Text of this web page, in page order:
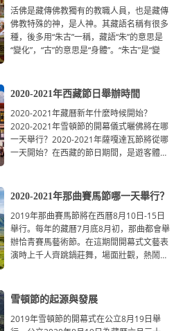
活佛是藏傳佛教獨有的教職人員，也是藏傳
佛教特殊的神，是人神。其藏語名稱有很多
種，後多用“朱古”一稱，藏語“朱”的意思是
“變化”，“古”的意思是“身體”。“朱古”是“變
2020-2021年西藏節日舉辦時間
2020-2021年藏曆新年什麼時候開始？
2020-2021年雪頓節的開幕儀式曬佛將在哪
一天舉行？2020-2021年薩嘎達瓦節將從哪
一天開始？在西藏的節日期間，是遊客體會
2020-2021年那曲賽馬節哪一天舉行？
2019年那曲賽馬節將在西曆8月10日-15日
舉行。每年的藏曆7月底8月初，那曲都會舉
辦恰青賽馬藝術節。在這期間開幕式文藝表
演時上千人齊跳鍋莊舞，場面壯觀，熱鬧非
雪頓節的起源與發展
2019年雪頓節的開幕式在公立8月19日舉